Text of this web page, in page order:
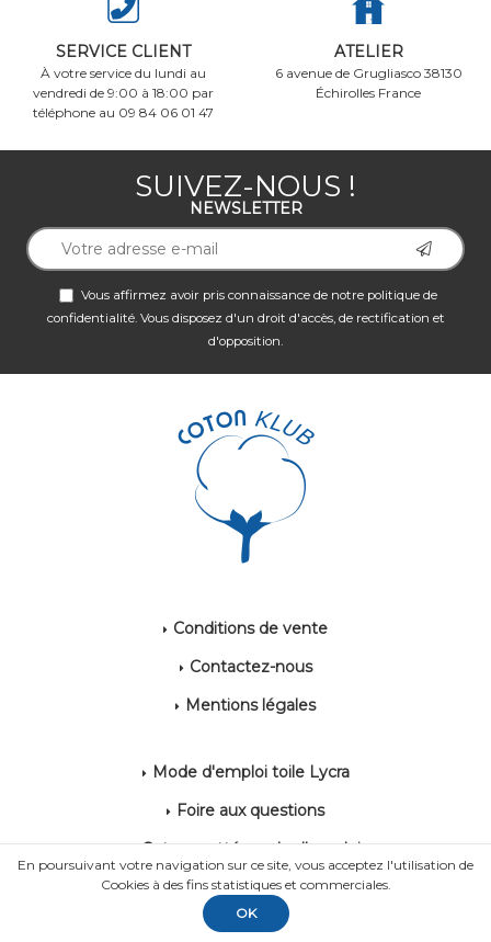
SERVICE CLIENT
À votre service du lundi au
vendredi de 9:00 à 18:00 par
téléphone au 09 84 06 01 47
ATELIER
6 avenue de Grugliasco 38130
Échirolles France
SUIVEZ-NOUS !
NEWSLETTER
Vous affirmez avoir pris connaissance de notre politique de
confidentialité. Vous disposez d'un droit d'accès, de rectification et
d'opposition.
Conditions de vente
Contactez-nous
Mentions légales
Mode d'emploi toile Lycra
Foire aux questions
Coton gratté mode d'emploi
POWERED BY YPROXIMITÉ / STORE FACTORY
En poursuivant votre navigation sur ce site, vous acceptez l'utilisation de
Cookies à des fins statistiques et commerciales.
OK